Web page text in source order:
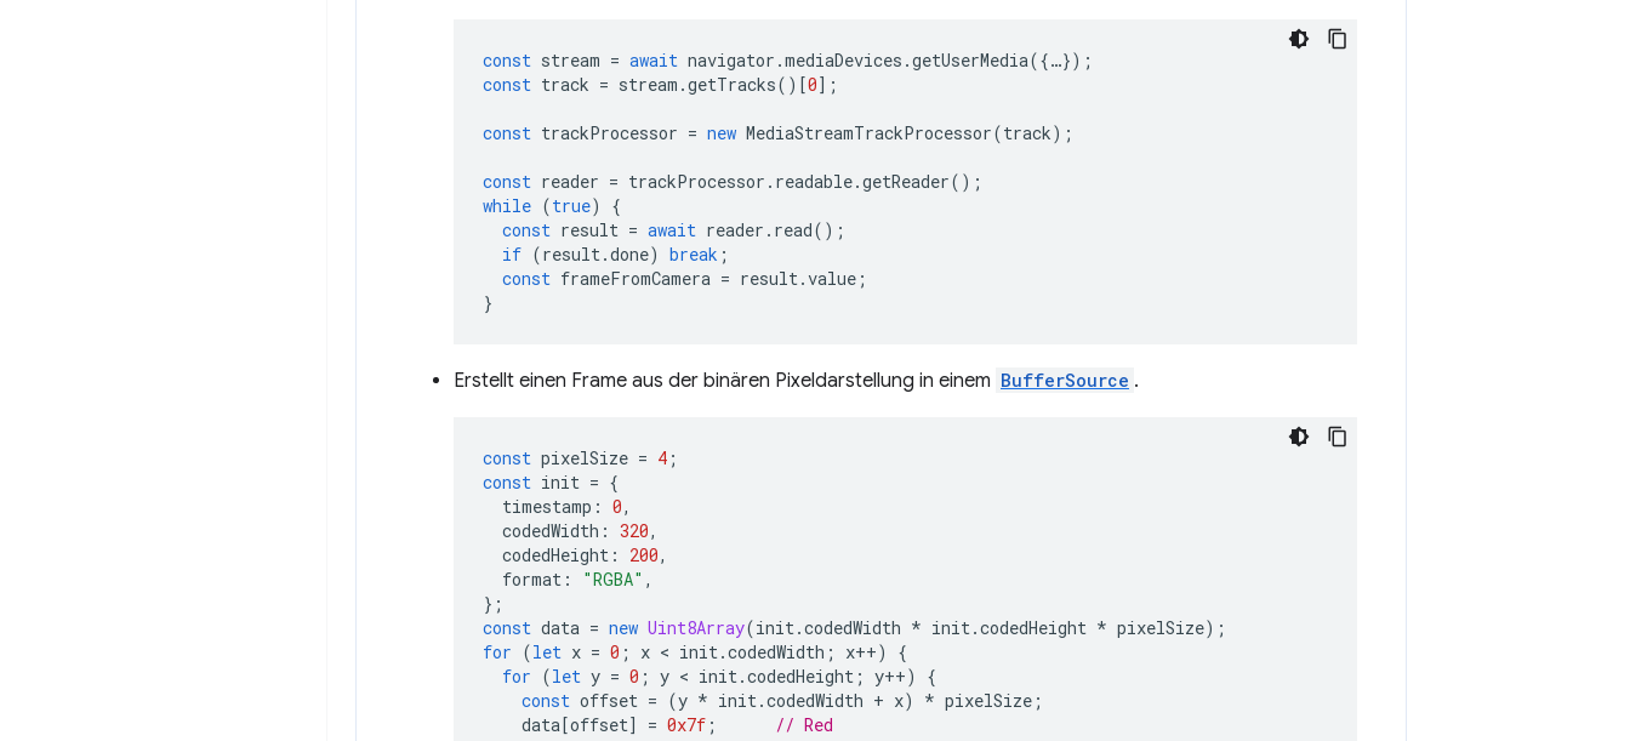
const stream = await navigator .mediaDevices .getUserMedia({…});
const track = stream .getTracks()[0];
const trackProcessor = new MediaStreamTrackProcessor(track);
const reader = trackProcessor . readable.getReader();
while (true)
{
const result = await reader . read();
if (result.done) break ;
const frameFromCamera = result.value ;
}
Erstellt einen Frame aus der binären Pixeldarstellung in einem BufferSource .
const pixelSize = 4 ;
const init = {
timestamp : 0,
codedWidth : 320,
codedHeight : 200,
format : "RGBA" ,
};
const data = new Uint8Array(init.codedWidth * init.codedHeight * pixelSize);
for (let x = 0 ; x < init.codedWidth ; x++)
{
for (let y = 0 ; y < init.codedHeight ; y++)
{
const offset = (y * init.codedWidth + x) * pixelSize ;
data[offset] = 0x7f ;
// Red